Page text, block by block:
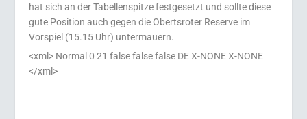
hat sich an der Tabellenspitze festgesetzt und sollte diese
gute Position auch gegen die Obertsroter Reserve im
Vorspiel (15.15 Uhr) untermauern.
<xml> Normal 0 21 false false false DE X-NONE X-NONE
</xml>